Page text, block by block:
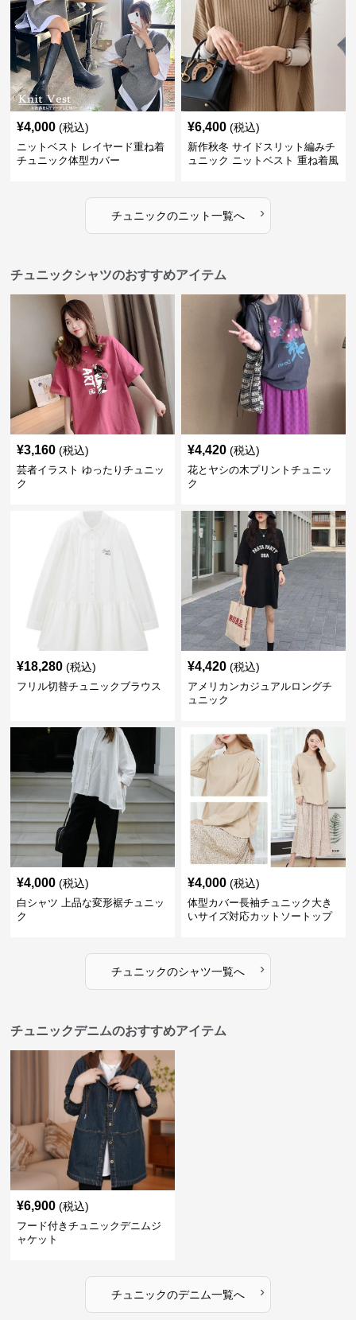
¥4,000 (税込)
ニットベスト レイヤード重ね着
チュニック体型カバー
¥6,400 (税込)
新作秋冬 サイドスリット編みチ
ュニック ニットベスト 重ね着風
チュニックのニット一覧へ ›
チュニックシャツのおすすめアイテム
¥3,160 (税込)
芸者イラスト ゆったりチュニッ
ク
¥4,420 (税込)
花とヤシの木プリントチュニッ
ク
¥18,280 (税込)
フリル切替チュニックブラウス
¥4,420 (税込)
アメリカンカジュアルロングチ
ュニック
¥4,000 (税込)
白シャツ 上品な変形裾チュニッ
ク
¥4,000 (税込)
体型カバー長袖チュニック大き
いサイズ対応カットソートップ
チュニックのシャツ一覧へ ›
チュニックデニムのおすすめアイテム
¥6,900 (税込)
フード付きチュニックデニムジ
ャケット
チュニックのデニム一覧へ ›